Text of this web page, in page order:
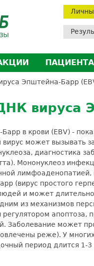
Личный
ДМС
Эпштейна-Барр
вируса
в крови (EBV) -
может вызывать
диагностика
Мононуклеоз
(вирус простого
и может
из механизмов
регулятором
Заболевание может
реже). У
период длится 1-